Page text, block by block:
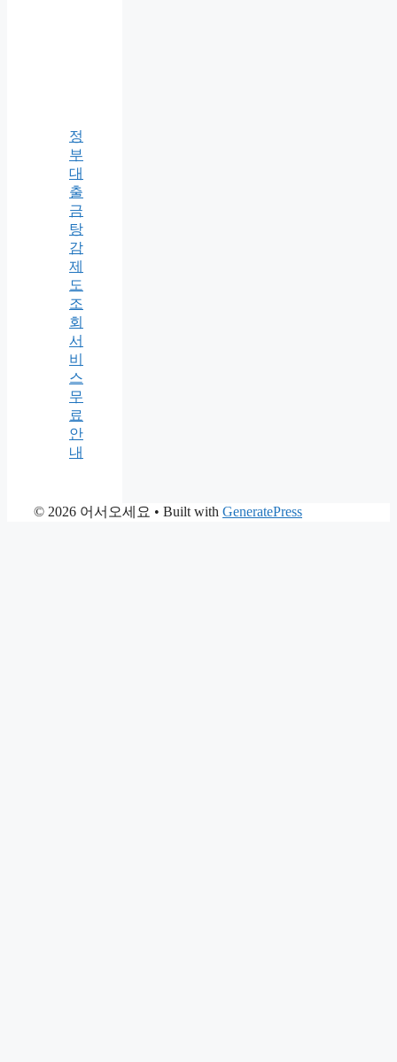
정
부
대
출
금
탕
감
제
도
조
회
서
비
스
무
료
안
내
© 2026 어서오세요 • Built with GeneratePress